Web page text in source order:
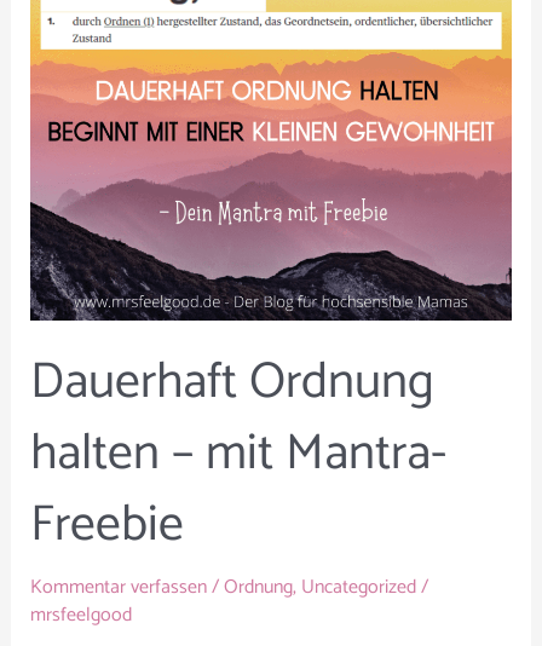
Dauerhaft Ordnung
halten – mit Mantra-
Freebie
Kommentar verfassen/Ordnung,Uncategorized/
mrsfeelgood
Mantra-
Freebie